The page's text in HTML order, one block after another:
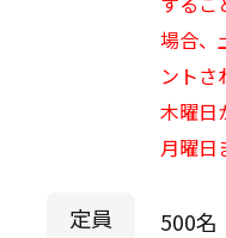
場合、
ントさ
木曜日
月曜日
定員 500名